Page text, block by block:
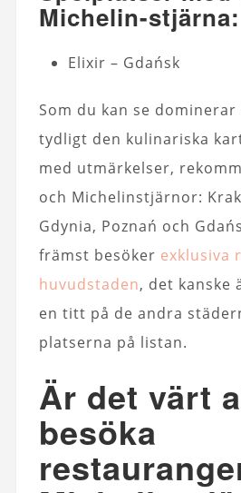
Michelin-stjärna:
Elixir – Gdańsk
Som du kan se
tydligt den kulinariska
med utmärkelser,
och Michelinstjärnor:
Gdynia, Poznań och
främst besöker exklusiva
huvudstaden, det kanske
en titt på de andra
platserna på listan.
Är det värt
besöka